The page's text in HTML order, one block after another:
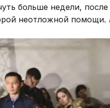
больше недели,
неотложной помощи.